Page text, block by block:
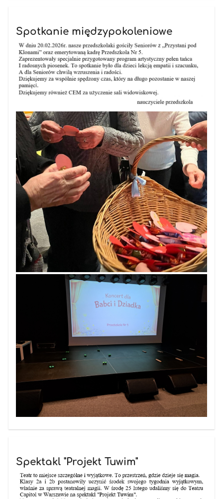
Spotkanie międzypokoleniowe
Spektakl "Projekt Tuwim"